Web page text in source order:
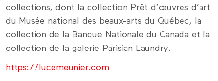
collections, dont la collection Prêt d’œuvres d’art
du Musée national des beaux-arts du Québec, la
collection de la Banque Nationale du Canada et la
collection de la galerie Parisian Laundry.
https://lucemeunier.com